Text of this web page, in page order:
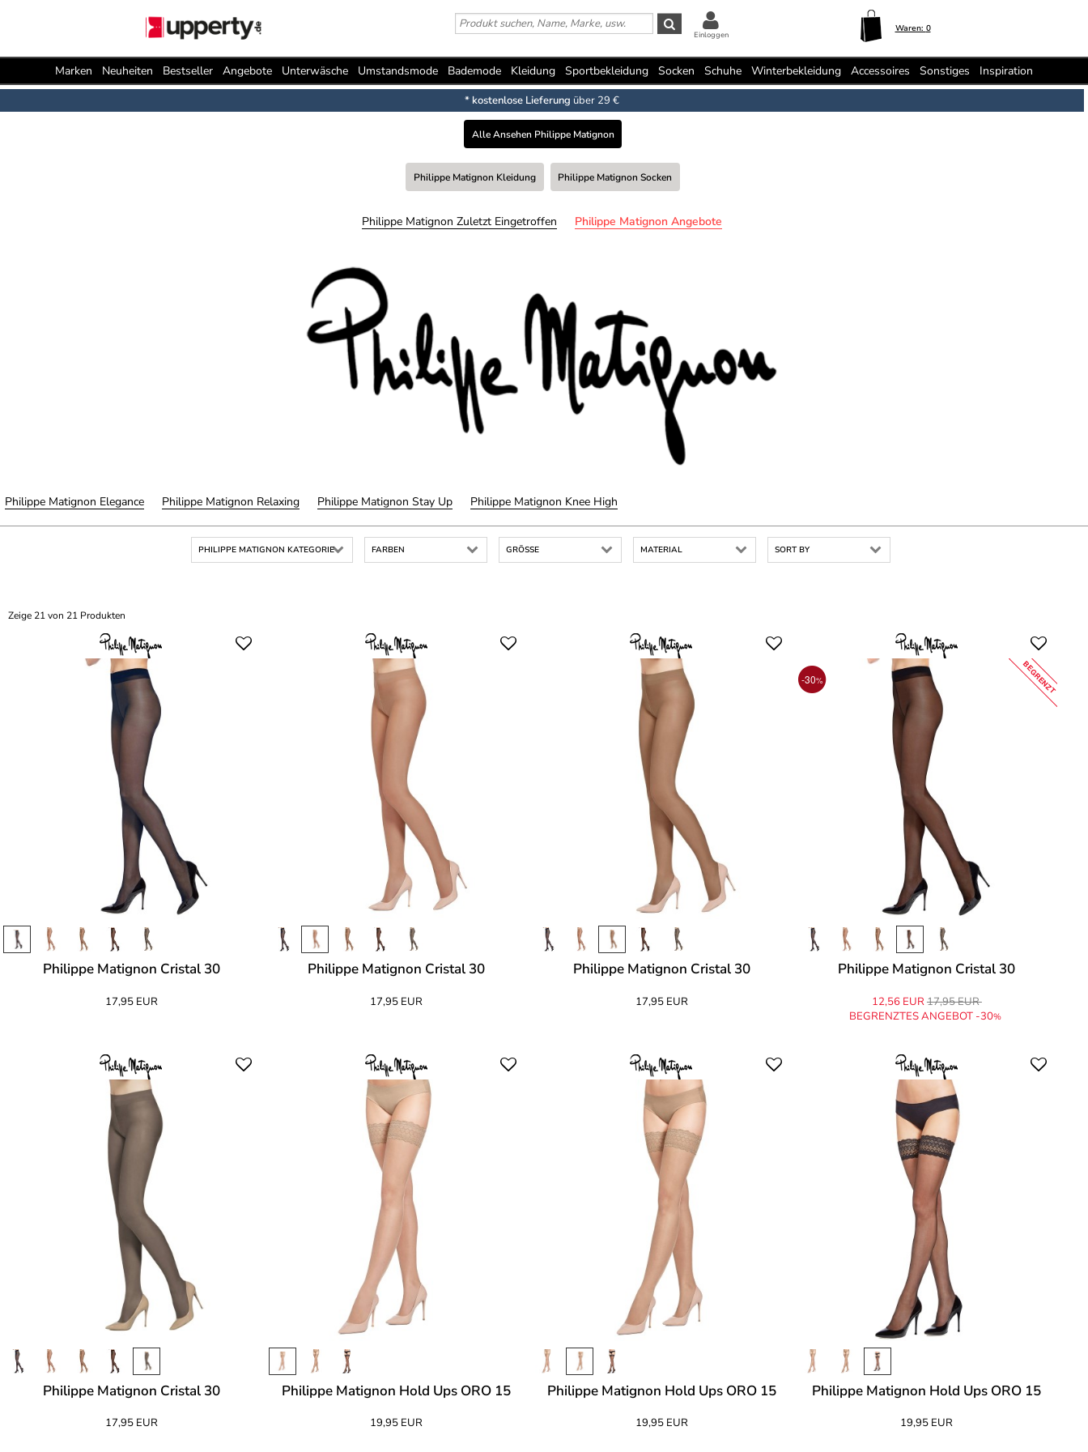
Waren: 0
Einloggen
Marken Neuheiten Bestseller Angebote Unterwäsche Umstandsmode Bademode Kleidung Sportbekleidung Socken Schuhe Winterbekleidung Accessoires Sonstiges Inspiration
* kostenlose Lieferung über 29 €
Alle Ansehen Philippe Matignon
Philippe Matignon Kleidung Philippe Matignon Socken
Philippe Matignon Zuletzt Eingetroffen Philippe Matignon Angebote
Philippe Matignon Elegance Philippe Matignon Relaxing Philippe Matignon Stay Up Philippe Matignon Knee High
PHILIPPE MATIGNON KATEGORIE FARBEN GRÖSSE MATERIAL SORT BY
Zeige 21 von 21 Produkten
Philippe Matignon Cristal 30
17,95 EUR
Philippe Matignon Cristal 30
17,95 EUR
Philippe Matignon Cristal 30
17,95 EUR
-30% BEGRENZT
Philippe Matignon Cristal 30
12,56 EUR17,95 EUR
BEGRENZTES ANGEBOT -30%
Philippe Matignon Cristal 30
17,95 EUR
Philippe Matignon Hold Ups ORO 15
19,95 EUR
Philippe Matignon Hold Ups ORO 15
19,95 EUR
Philippe Matignon Hold Ups ORO 15
19,95 EUR